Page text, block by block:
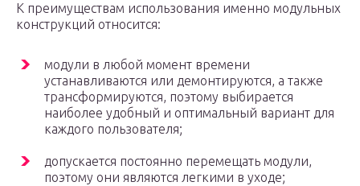
К преимуществам использования именно модульных
конструкций относится:
модули в любой момент времени
устанавливаются или демонтируются, а также
трансформируются, поэтому выбирается
наиболее удобный и оптимальный вариант для
каждого пользователя;
допускается постоянно перемещать модули,
поэтому они являются легкими в уходе;